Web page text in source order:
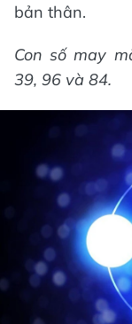
bản thân.
Con số may
39, 96 và 84.